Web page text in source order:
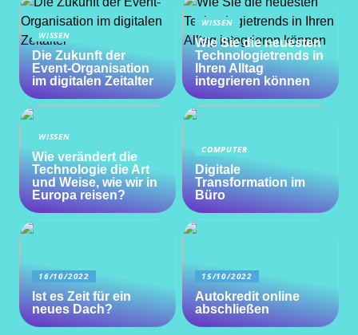
WISSEN
Die Zukunft der
Event-Organisation
im digitalen Zeitalter
WISSEN
Wie Sie die neuesten
Technologietrends in
Ihren Alltag
integrieren können
WISSEN
Wie verändert die
Technologie die Art
und Weise, wie wir in
Europa reisen?
COMPUTER
Digitale
Transformation im
Büro
16/10/2022
Ist es Zeit für ein
neues Dach?
15/10/2022
Autokredit online
abschließen